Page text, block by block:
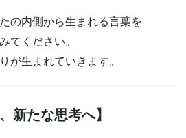
の内側から生まれる言葉を
てください。
が生まれていきます。
新たな思考へ】